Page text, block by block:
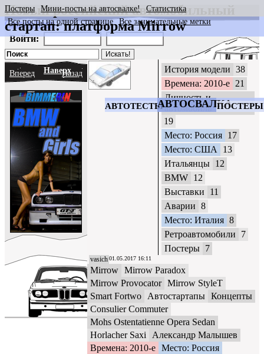
CrazyWheels
АВТОТЕСТЫАВТОСВАЛКАПОСТЕРЫ
Постеры Мини-посты на автосвалке!
Статистика
Все посты на одной странице
Все занимательные метки
Войти:
Вперед НаверхНазад История модели 38
Времена: 2010-е 21
Личность и
автомобиль
19
Место: Россия 17
Место: США
13
Итальянцы 12
BMW 12
Выставки
11
Аварии 8
Место: Италия 8
Ретроавтомобили
7
Постеры 7
vasich01.05.2017 16:11
Mirrow Mirrow Paradox
Mirrow Provocator Mirrow StyleT
Smart Fortwo
Автостартапы Концепты
Consulier Commuter
Mohs Ostentatienne Opera Sedan
Horlacher Saxi
Александр Малышев
Времена: 2010-е Место: Россия
Новый российский автомобильный
стартап: платформа Mirrow